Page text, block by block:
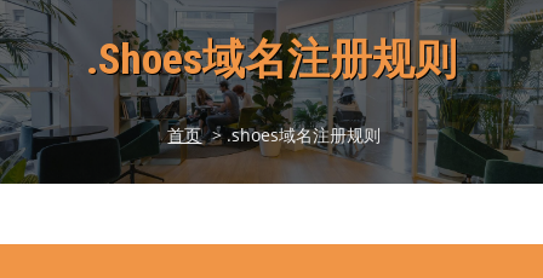
.shoes域名注册规则
首页 > .shoes域名注册规则